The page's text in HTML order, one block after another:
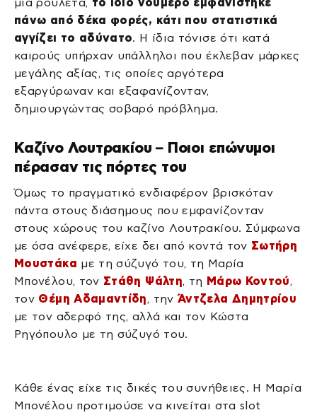
μια ρουλέτα, το ίδιο νούμερο εμφανίστηκε
πάνω από δέκα φορές, κάτι που στατιστικά
αγγίζει το αδύνατο. Η ίδια τόνισε ότι κατά
καιρούς υπήρχαν υπάλληλοι που έκλεβαν μάρκες
μεγάλης αξίας, τις οποίες αργότερα
εξαργύρωναν και εξαφανίζονταν,
δημιουργώντας σοβαρό πρόβλημα.
Καζίνο Λουτρακίου – Ποιοι επώνυμοι
πέρασαν τις πόρτες του
Όμως το πραγματικό ενδιαφέρον βρισκόταν
πάντα στους διάσημους που εμφανίζονταν
στους χώρους του καζίνο Λουτρακίου. Σύμφωνα
με όσα ανέφερε, είχε δει από κοντά τον Σωτήρη
Μουστάκα με τη σύζυγό του, τη Μαρία
Μπονέλου, τον Στάθη Ψάλτη, τη Μάρω Κοντού,
τον Θέμη Αδαμαντίδη, τηνΆντζελα Δημητρίου
με τον αδερφό της, αλλά και τον Κώστα
Ρηγόπουλο με τη σύζυγό του.
Κάθε ένας είχε τις δικές του συνήθειες. Η Μαρία
Μπονέλου προτιμούσε να κινείται στα slot